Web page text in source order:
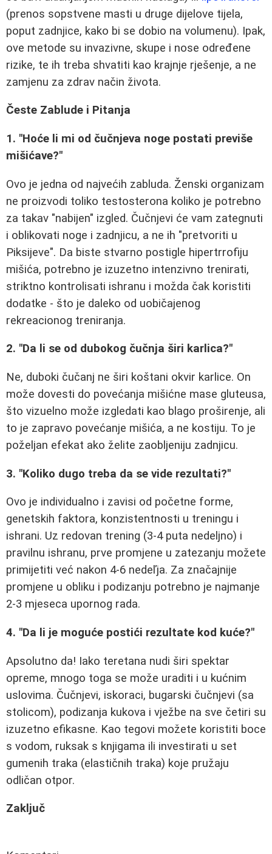
(prenos sopstvene masti u druge dijelove tijela,
poput zadnjice, kako bi se dobio na volumenu). Ipak,
ove metode su invazivne, skupe i nose određene
rizike, te ih treba shvatiti kao krajnje rješenje, a ne
zamjenu za zdrav način života.
Česte Zablude i Pitanja
1. "Hoće li mi od čučnjeva noge postati previše
mišićave?"
Ovo je jedna od najvećih zabluda. Ženski organizam
ne proizvodi toliko testosterona koliko je potrebno
za takav "nabijen" izgled. Čučnjevi će vam zategnuti
i oblikovati noge i zadnjicu, a ne ih "pretvoriti u
Piksijeve". Da biste stvarno postigle hipertrrofiju
mišića, potrebno je izuzetno intenzivno trenirati,
striktno kontrolisati ishranu i možda čak koristiti
dodatke - što je daleko od uobičajenog
rekreacionog treniranja.
2. "Da li se od dubokog čučnja širi karlica?"
Ne, duboki čučanj ne širi koštani okvir karlice. On
može dovesti do povećanja mišićne mase gluteusa,
što vizuelno može izgledati kao blago proširenje, ali
to je zapravo povećanje mišića, a ne kostiju. To je
poželjan efekat ako želite zaobljeniju zadnjicu.
3. "Koliko dugo treba da se vide rezultati?"
Ovo je individualno i zavisi od početne forme,
genetskih faktora, konzistentnosti u treningu i
ishrani. Uz redovan trening (3-4 puta nedeljno) i
pravilnu ishranu, prve promjene u zatezanju možete
primijetiti već nakon 4-6 nedeľja. Za značajnije
promjene u obliku i podizanju potrebno je najmanje
2-3 mjeseca upornog rada.
4. "Da li je moguće postići rezultate kod kuće?"
Apsolutno da! Iako teretana nudi širi spektar
opreme, mnogo toga se može uraditi i u kućnim
uslovima. Čučnjevi, iskoraci, bugarski čučnjevi (sa
stolicom), podizanja kukova i vježbe na sve četiri su
izuzetno efikasne. Kao tegovi možete koristiti boce
s vodom, ruksak s knjigama ili investirati u set
gumenih traka (elastičnih traka) koje pružaju
odličan otpor.
Zaključ